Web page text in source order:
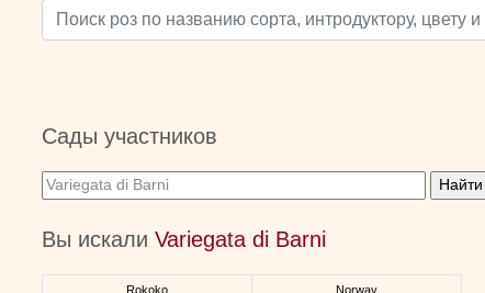
Сады участников
Вы искали Variegata di Barni
Rokoko Norway